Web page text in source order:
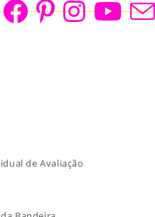
de Avaliação